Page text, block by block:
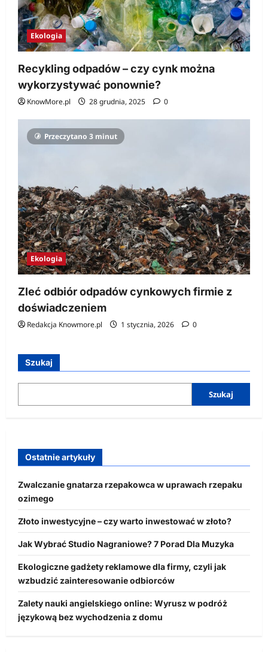
Ekologia
Recykling odpadów – czy cynk można
wykorzystywać ponownie?
KnowMore.pl 28 grudnia, 2025 0
Przeczytano 3 minut
Ekologia
Zleć odbiór odpadów cynkowych firmie z
doświadczeniem
Redakcja Knowmore.pl 1 stycznia, 2026 0
Szukaj
Szukaj
Ostatnie artykuły
Zwalczanie gnatarza rzepakowca w uprawach rzepaku
ozimego
Złoto inwestycyjne – czy warto inwestować w złoto?
Jak Wybrać Studio Nagraniowe? 7 Porad Dla Muzyka
Ekologiczne gadżety reklamowe dla firmy, czyli jak
wzbudzić zainteresowanie odbiorców
Zalety nauki angielskiego online: Wyrusz w podróż
językową bez wychodzenia z domu